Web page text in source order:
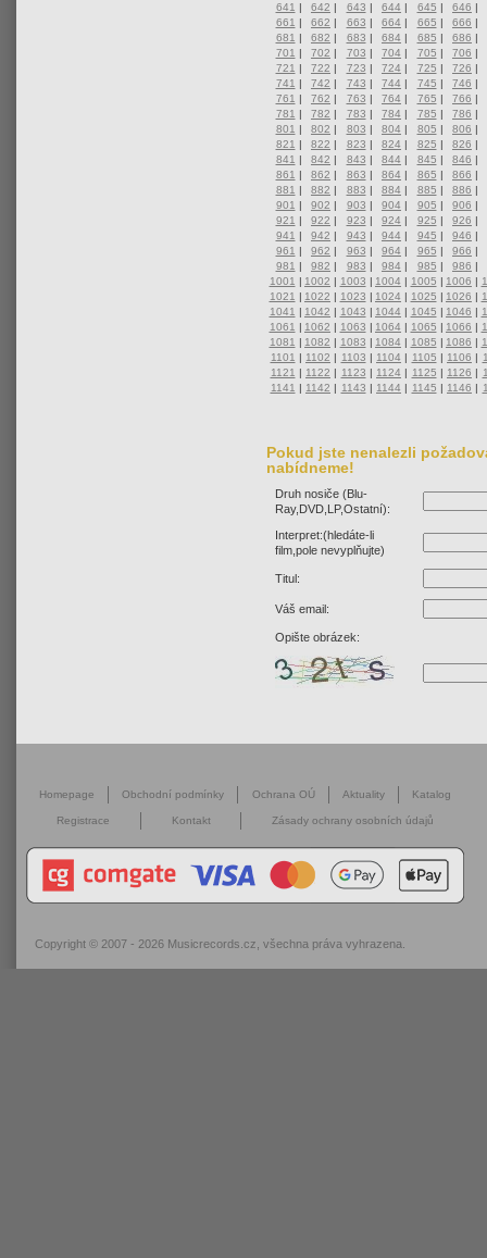
641 | 642 | 643 | 644 | 645 | 646 |
661 | 662 | 663 | 664 | 665 | 666 |
681 | 682 | 683 | 684 | 685 | 686 |
701 | 702 | 703 | 704 | 705 | 706 |
721 | 722 | 723 | 724 | 725 | 726 |
741 | 742 | 743 | 744 | 745 | 746 |
761 | 762 | 763 | 764 | 765 | 766 |
781 | 782 | 783 | 784 | 785 | 786 |
801 | 802 | 803 | 804 | 805 | 806 |
821 | 822 | 823 | 824 | 825 | 826 |
841 | 842 | 843 | 844 | 845 | 846 |
861 | 862 | 863 | 864 | 865 | 866 |
881 | 882 | 883 | 884 | 885 | 886 |
901 | 902 | 903 | 904 | 905 | 906 |
921 | 922 | 923 | 924 | 925 | 926 |
941 | 942 | 943 | 944 | 945 | 946 |
961 | 962 | 963 | 964 | 965 | 966 |
981 | 982 | 983 | 984 | 985 | 986 |
1001 | 1002 | 1003 | 1004 | 1005 | 1006 |
1021 | 1022 | 1023 | 1024 | 1025 | 1026 |
1041 | 1042 | 1043 | 1044 | 1045 | 1046 |
1061 | 1062 | 1063 | 1064 | 1065 | 1066 |
1081 | 1082 | 1083 | 1084 | 1085 | 1086 |
1101 | 1102 | 1103 | 1104 | 1105 | 1106 |
1121 | 1122 | 1123 | 1124 | 1125 | 1126 |
1141 | 1142 | 1143 | 1144 | 1145 | 1146 |
Pokud jste nenalezli
nabídneme!
Druh nosiče (Blu-
Ray,DVD,LP,Ostatní):
Interpret:(hledáte-li
film,pole nevyplňujte)
Titul:
Váš email:
Opište obrázek:
Homepage Obchodní podmínky Ochrana OÚ Aktuality Katalog
Registrace Kontakt Zásady ochrany osobních údajů
Copyright © 2007 - 2026 Musicrecords.cz , všechna práva vyhrazena.